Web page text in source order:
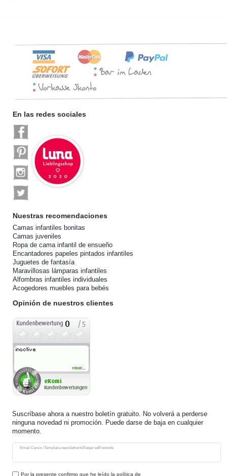
En las redes sociales
Nuestras recomendaciones
Camas infantiles bonitas
Camas juveniles
Ropa de cama infantil de ensueño
Encantadores papeles pintados infantiles
Juguetes de fantasía
Maravillosas lámparas infantiles
Alfombras infantiles individuales
Acogedores muebles para bebés
Opinión de nuestros clientes
Suscríbase ahora a nuestro boletín gratuito. No volverá a perderse
ninguna novedad ni promoción. Puede darse de baja en cualquier
momento.
Email Ceres::Template.newsletterIsRequiredFootnote
Ceres::Template.newsletterHoneypotLabel
Por la presente confirmo que he leído la política de